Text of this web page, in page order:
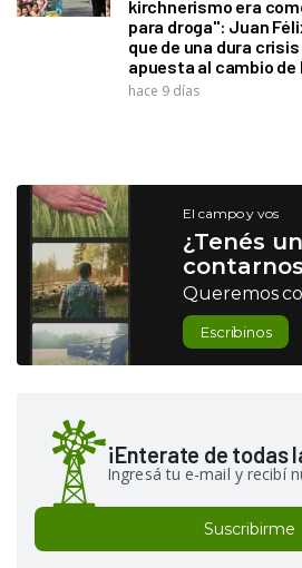
kirchnerismo era
para droga": Juan
que de una dura
apuesta al cambio de
hace 9 días
El campo y vos
¿Tenés
Queremos
Escribinos
¡Enterate de todas
Ingresá tu e-mail y recibí
Suscribirme